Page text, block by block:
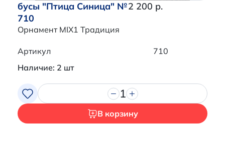
бусы "Птица Синица" №
710
Орнамент MIX1 Традиция
2 200 р.
Артикул
710
Наличие: 2 шт
1
В корзину